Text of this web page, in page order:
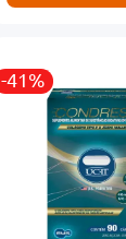
-41%